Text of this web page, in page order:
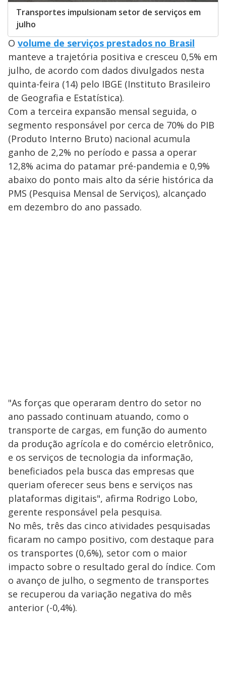
Transportes impulsionam setor de serviços em
julho
O volume de serviços prestados no Brasil
manteve a trajetória positiva e cresceu 0,5% em
julho, de acordo com dados divulgados nesta
quinta-feira (14) pelo IBGE (Instituto Brasileiro
de Geografia e Estatística).
Com a terceira expansão mensal seguida, o
segmento responsável por cerca de 70% do PIB
(Produto Interno Bruto) nacional acumula
ganho de 2,2% no período e passa a operar
12,8% acima do patamar pré-pandemia e 0,9%
abaixo do ponto mais alto da série histórica da
PMS (Pesquisa Mensal de Serviços), alcançado
em dezembro do ano passado.
"As forças que operaram dentro do setor no
ano passado continuam atuando, como o
transporte de cargas, em função do aumento
da produção agrícola e do comércio eletrônico,
e os serviços de tecnologia da informação,
beneficiados pela busca das empresas que
queriam oferecer seus bens e serviços nas
plataformas digitais", afirma Rodrigo Lobo,
gerente responsável pela pesquisa.
No mês, três das cinco atividades pesquisadas
ficaram no campo positivo, com destaque para
os transportes (0,6%), setor com o maior
impacto sobre o resultado geral do índice. Com
o avanço de julho, o segmento de transportes
se recuperou da variação negativa do mês
anterior (-0,4%).